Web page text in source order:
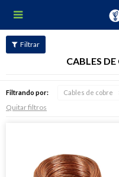

CABLES
Filtrando por: Cables de cobre
Quitar filtros